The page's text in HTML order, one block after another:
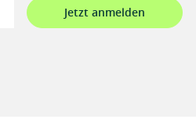
Jetzt anmelden